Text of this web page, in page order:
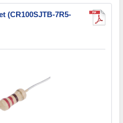
(CR100SJTB-7R5-